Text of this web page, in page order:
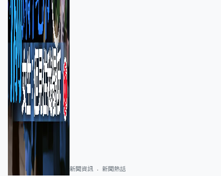
新聞資訊 新聞熱話